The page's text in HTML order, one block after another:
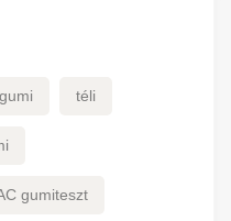
téli
gumiteszt